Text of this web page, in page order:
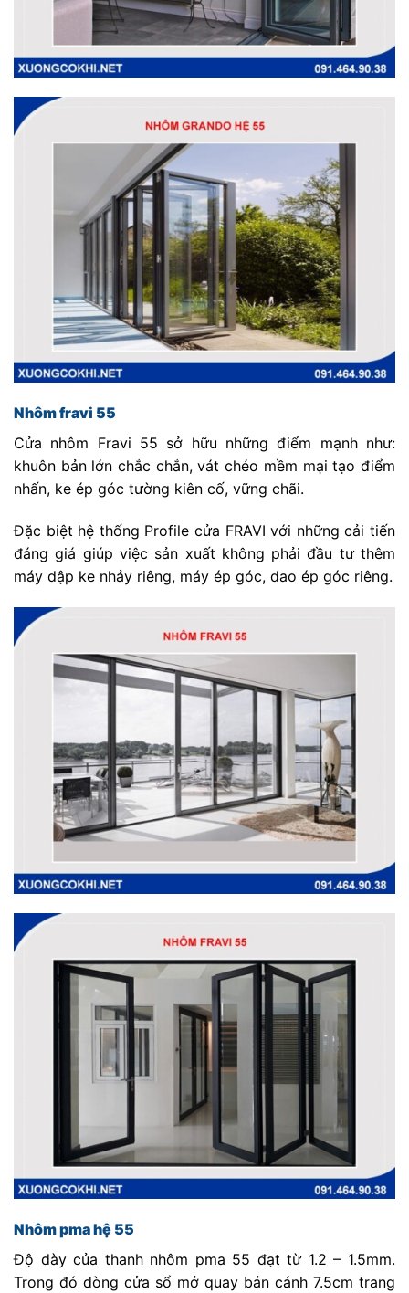
Nhôm fravi 55
Cửa nhôm Fravi 55 sở hữu những điểm mạnh như:
khuôn bản lớn chắc chắn, vát chéo mềm mại tạo điểm
nhấn, ke ép góc tường kiên cố, vững chãi.
Đặc biệt hệ thống Profile cửa FRAVI với những cải tiến
đáng giá giúp việc sản xuất không phải đầu tư thêm
máy dập ke nhảy riêng, máy ép góc, dao ép góc riêng.
Nhôm pma hệ 55
Độ dày của thanh nhôm pma 55 đạt từ 1.2 – 1.5mm.
Trong đó dòng cửa sổ mở quay bản cánh 7.5cm trang